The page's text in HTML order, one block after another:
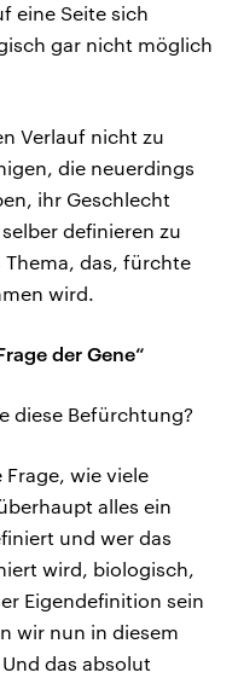
eine Seite sich
gar nicht möglich
Verlauf nicht zu
die neuerdings
ihr Geschlecht
definieren zu
Thema, das, fürchte
wird.
der Gene“
diese Befürchtung?
Frage, wie viele
alles ein
und wer das
wird, biologisch,
Eigendefinition sein
wir nun in diesem
das absolut